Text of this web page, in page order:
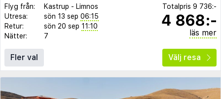
Flyg från:
Kastrup - Limnos
Utresa:
sön 13 sep 06:15
Retur:
sön 20 sep 11:10
Nätter:
7
Totalpris 9 736:-
4 868:-
läs mer
Fler val Välj resa